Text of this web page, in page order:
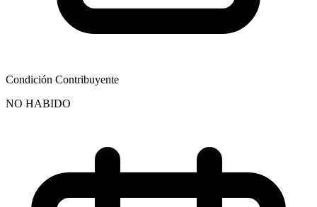
Condición Contribuyente
NO HABIDO